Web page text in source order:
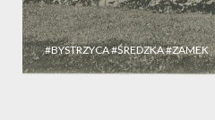
#BYSTRZYCA#ŚREDZKA#ZAMEK